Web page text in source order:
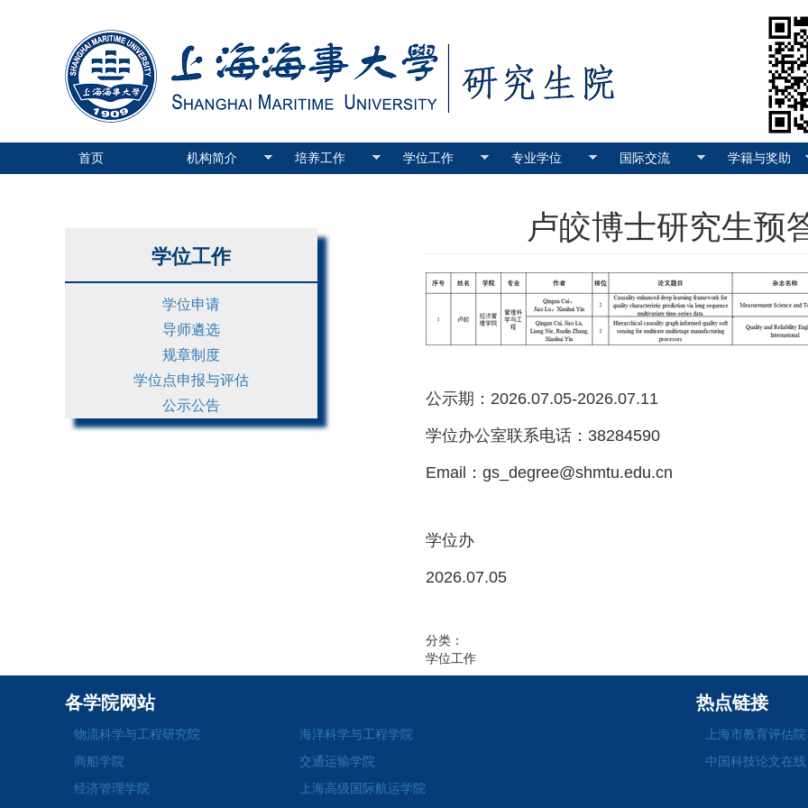
首页 机构简介 培养工作 学位工作 专业学位 国际交流 学籍与奖助
学位工作
学位申请
导师遴选
规章制度
学位点申报与评估
公示公告
卢皎博士研究生预
公示期：2026.07.05-2026.07.11
学位办公室联系电话：38284590
Email：gs_degree@shmtu.edu.cn
学位办
2026.07.05
分类：
学位工作
各学院网站
物流科学与工程研究院
海洋科学与工程学院
商船学院
交通运输学院
经济管理学院
上海高级国际航运学院
热点链接
上海市教育评估院
中国科技论文在线